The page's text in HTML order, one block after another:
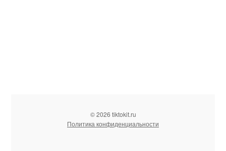
© 2026 tiktokit.ru
Политика конфиденциальности